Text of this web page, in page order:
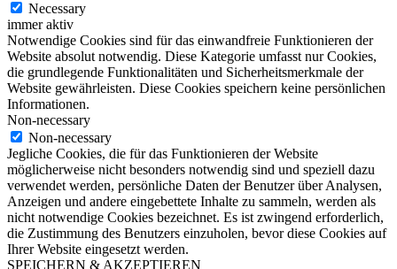
Necessary
immer aktiv
Notwendige Cookies sind für das einwandfreie Funktionieren der
Website absolut notwendig. Diese Kategorie umfasst nur Cookies,
die grundlegende Funktionalitäten und Sicherheitsmerkmale der
Website gewährleisten. Diese Cookies speichern keine persönlichen
Informationen.
Non-necessary
Non-necessary
Jegliche Cookies, die für das Funktionieren der Website
möglicherweise nicht besonders notwendig sind und speziell dazu
verwendet werden, persönliche Daten der Benutzer über Analysen,
Anzeigen und andere eingebettete Inhalte zu sammeln, werden als
nicht notwendige Cookies bezeichnet. Es ist zwingend erforderlich,
die Zustimmung des Benutzers einzuholen, bevor diese Cookies auf
Ihrer Website eingesetzt werden.
SPEICHERN & AKZEPTIEREN